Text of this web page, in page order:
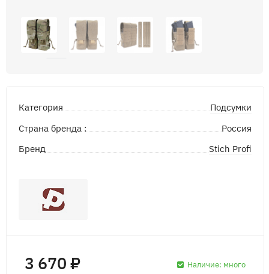
Категория
Подсумки
Страна бренда :
Россия
Бренд
Stich Profi
3 670 ₽ Наличие: много